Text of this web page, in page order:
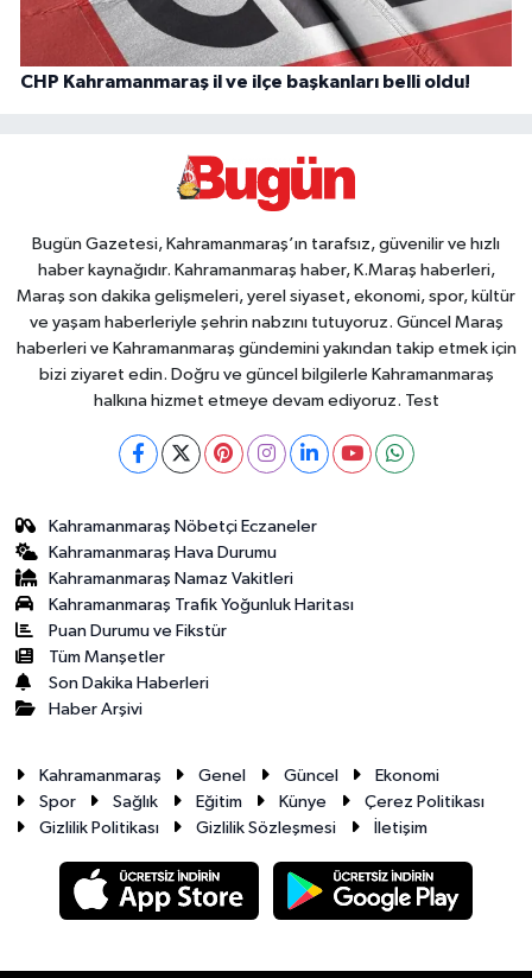
CHP Kahramanmaraş il ve ilçe başkanları belli oldu!
Bugün Gazetesi, Kahramanmaraş’ın tarafsız, güvenilir ve hızlı
haber kaynağıdır. Kahramanmaraş haber, K.Maraş haberleri,
Maraş son dakika gelişmeleri, yerel siyaset, ekonomi, spor, kültür
ve yaşam haberleriyle şehrin nabzını tutuyoruz. Güncel Maraş
haberleri ve Kahramanmaraş gündemini yakından takip etmek için
bizi ziyaret edin. Doğru ve güncel bilgilerle Kahramanmaraş
halkına hizmet etmeye devam ediyoruz. Test
Kahramanmaraş Nöbetçi Eczaneler
Kahramanmaraş Hava Durumu
Kahramanmaraş Namaz Vakitleri
Kahramanmaraş Trafik Yoğunluk Haritası
Puan Durumu ve Fikstür
Tüm Manşetler
Son Dakika Haberleri
Haber Arşivi
Kahramanmaraş Genel Güncel
Ekonomi
Spor
Sağlık Eğitim Künye
Çerez Politikası
Gizlilik Politikası
Gizlilik Sözleşmesi İletişim